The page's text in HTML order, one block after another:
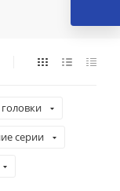
серии